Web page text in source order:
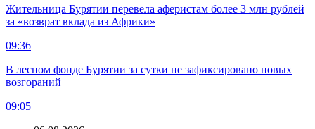
Жительница Бурятии перевела аферистам более 3 млн рублей
за «возврат вклада из Африки»
09:36
В лесном фонде Бурятии за сутки не зафиксировано новых
возгораний
09:05